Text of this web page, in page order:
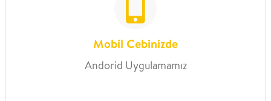
Mobil Cebinizde
Andorid Uygulamamız